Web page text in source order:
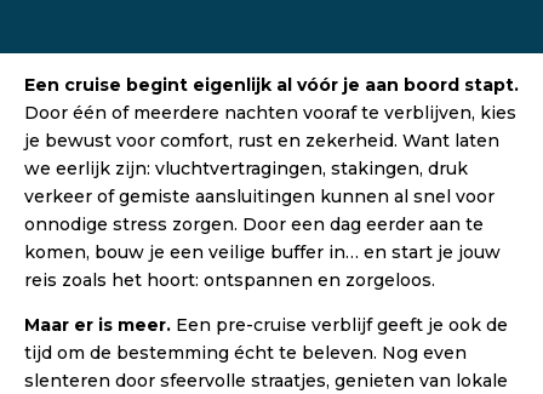
Een cruise begint eigenlijk al vóór je aan boord stapt.
Door één of meerdere nachten vooraf te verblijven, kies
je bewust voor comfort, rust en zekerheid. Want laten
we eerlijk zijn: vluchtvertragingen, stakingen, druk
verkeer of gemiste aansluitingen kunnen al snel voor
onnodige stress zorgen. Door een dag eerder aan te
komen, bouw je een veilige buffer in… en start je jouw
reis zoals het hoort: ontspannen en zorgeloos.
Maar er is meer. Een pre-cruise verblijf geeft je ook de
tijd om de bestemming écht te beleven. Nog even
slenteren door sfeervolle straatjes, genieten van lokale